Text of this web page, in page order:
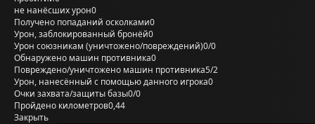
не нанёсших урон0
Получено попаданий осколками0
Урон, заблокированный бронёй0
Урон союзникам (уничтожено/повреждений)0/0
Обнаружено машин противника0
Повреждено/уничтожено машин противника5/2
Урон, нанесённый с помощью данного игрока0
Очки захвата/защиты базы0/0
Пройдено километров0,44
Закрыть